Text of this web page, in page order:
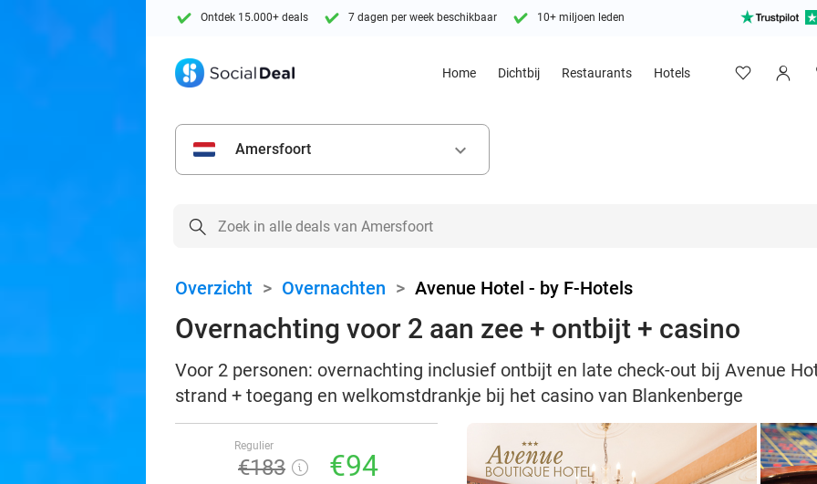
Ontdek 15.000+ deals 7 dagen per week beschikbaar 10+ miljoen leden
Home Dichtbij Restaurants Hotels
Amersfoort keyboard_arrow_down
Overzicht > Overnachten > Avenue Hotel - by F-Hotels
Overnachting voor 2 aan zee + ontbijt + casino
Voor 2 personen: overnachting inclusief ontbijt en late check-out bij Avenue
strand + toegang en welkomstdrankje bij het casino van Blankenberge
Regulier
€183 €94